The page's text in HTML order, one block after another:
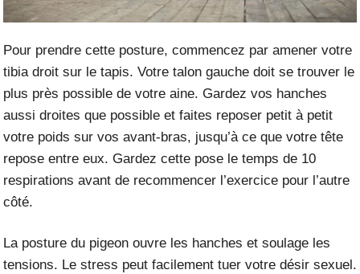
Pour prendre cette posture, commencez par amener votre
tibia droit sur le tapis. Votre talon gauche doit se trouver le
plus près possible de votre aine. Gardez vos hanches
aussi droites que possible et faites reposer petit à petit
votre poids sur vos avant-bras, jusqu’à ce que votre tête
repose entre eux. Gardez cette pose le temps de 10
respirations avant de recommencer l’exercice pour l’autre
côté.
La posture du pigeon ouvre les hanches et soulage les
tensions. Le stress peut facilement tuer votre désir sexuel.